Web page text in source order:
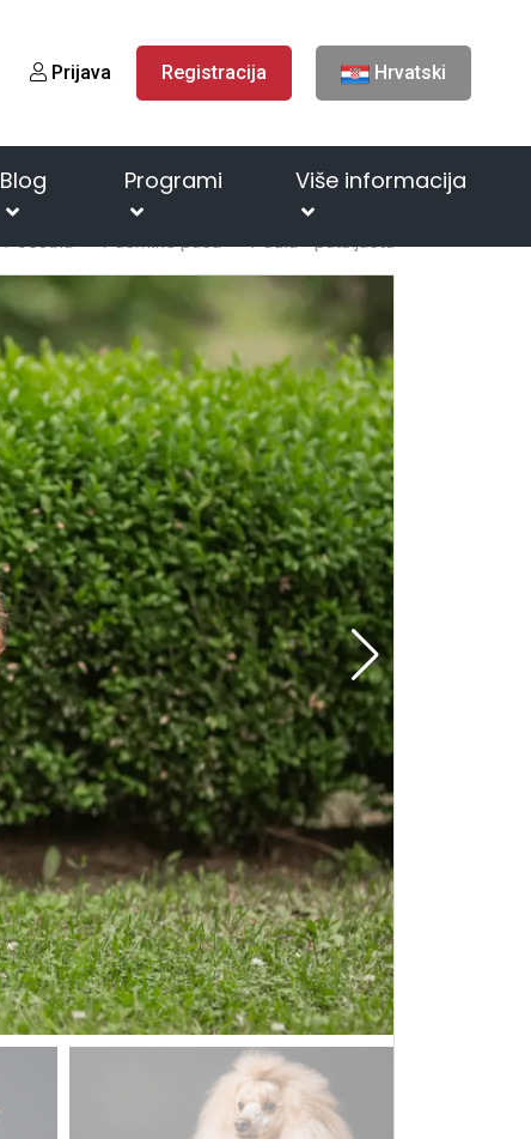
Prijava Registracija Hrvatski
Blog Programi Više informacija
Početna Pasmine pasa Pudla - patuljasta